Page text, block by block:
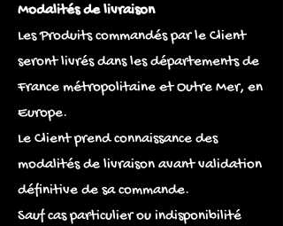
Modalités de livraison
Les Produits commandés par le Client
seront livrés dans les départements de
France métropolitaine et Outre Mer, en
Europe.
Le Client prend connaissance des
modalités de livraison avant validation
définitive de sa commande.
Sauf cas particulier ou indisponibilité